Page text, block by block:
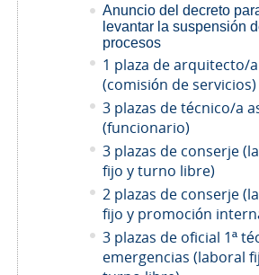
Anuncio del decreto
levantar la suspensión
procesos
1 plaza de arquitecto/a
(comisión de servicios)
3 plazas de técnico/a
(funcionario)
3 plazas de conserje
fijo y turno libre)
2 plazas de conserje
fijo y promoción
3 plazas de oficial 1ª
emergencias (laboral